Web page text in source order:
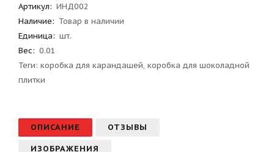
Артикул: ИНД002
Наличие: Товар в наличии
Единица: шт.
Вес: 0.01
Теги: коробка для карандашей, коробка для шоколадной
плитки
ОПИСАНИЕ ОТЗЫВЫ
ИЗОБРАЖЕНИЯ